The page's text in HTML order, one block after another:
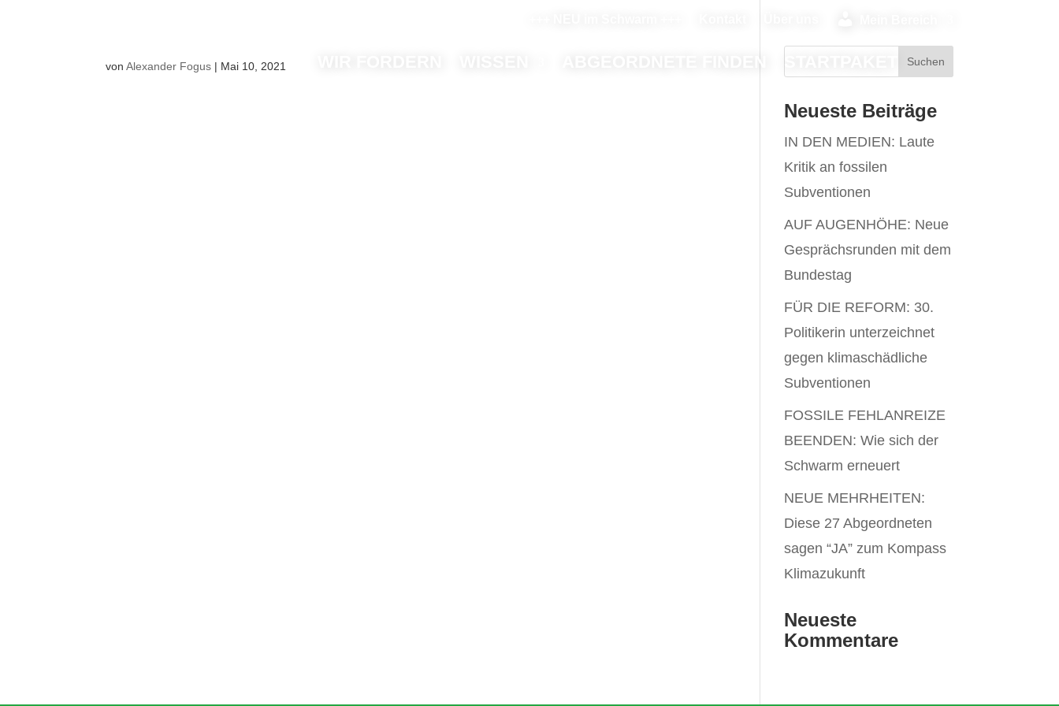
ABGEORDNETE FINDEN
vonAlexander Fogus | Mai 10, 2021
Neueste Beiträge
IN DEN MEDIEN: Laute
Kritik an fossilen
Subventionen
AUF AUGENHÖHE: Neue
Gesprächsrunden mit dem
Bundestag
FÜR DIE REFORM: 30.
Politikerin unterzeichnet
gegen klimaschädliche
Subventionen
FOSSILE FEHLANREIZE
BEENDEN: Wie sich der
Schwarm erneuert
NEUE MEHRHEITEN:
Diese 27 Abgeordneten
sagen “JA” zum Kompass
Klimazukunft
Neueste
Kommentare